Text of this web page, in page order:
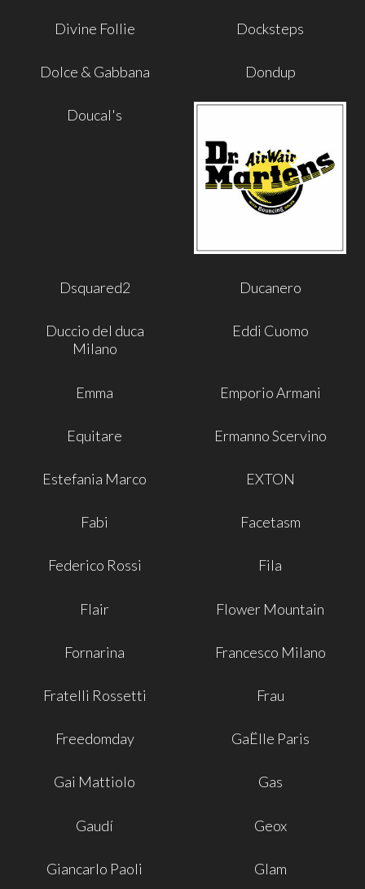
Divine Follie Docksteps
Dolce & Gabbana Dondup
Doucal's
Dsquared2 Ducanero
Duccio del duca
Milano
Eddi Cuomo
Emma Emporio Armani
Equitare Ermanno Scervino
Estefania Marco EXTON
Fabi Facetasm
Federico Rossi Fila
Flair Flower Mountain
Fornarina Francesco Milano
Fratelli Rossetti Frau
Freedomday GaËlle Paris
Gai Mattiolo Gas
Gaudí Geox
Giancarlo Paoli Glam